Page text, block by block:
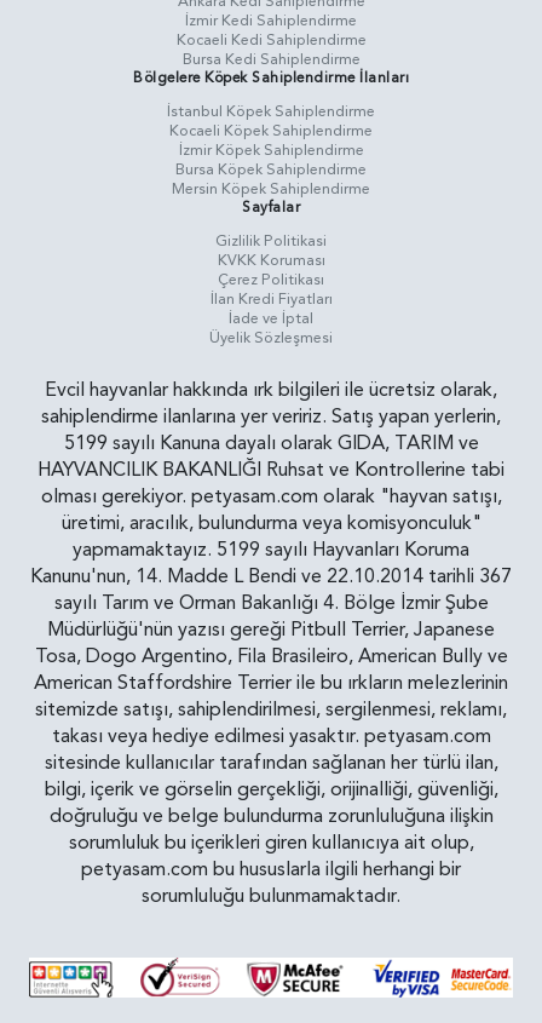
İzmir Kedi Sahiplendirme
Kocaeli Kedi Sahiplendirme
Bursa Kedi Sahiplendirme
Bölgelere Köpek Sahiplendirme İlanları
İstanbul Köpek Sahiplendirme
Kocaeli Köpek Sahiplendirme
İzmir Köpek Sahiplendirme
Bursa Köpek Sahiplendirme
Mersin Köpek Sahiplendirme
Sayfalar
Gizlilik Politikasi
KVKK Koruması
Çerez Politikası
İlan Kredi Fiyatları
İade ve İptal
Üyelik Sözleşmesi
Evcil hayvanlar hakkında ırk bilgileri ile ücretsiz olarak,
sahiplendirme ilanlarına yer veririz. Satış yapan yerlerin,
5199 sayılı Kanuna dayalı olarak GIDA, TARIM ve
HAYVANCILIK BAKANLIĞI Ruhsat ve Kontrollerine tabi
olması gerekiyor. petyasam.com olarak "hayvan satışı,
üretimi, aracılık, bulundurma veya komisyonculuk"
yapmamaktayız. 5199 sayılı Hayvanları Koruma
Kanunu'nun, 14. Madde L Bendi ve 22.10.2014 tarihli 367
sayılı Tarım ve Orman Bakanlığı 4. Bölge İzmir Şube
Müdürlüğü'nün yazısı gereği Pitbull Terrier, Japanese
Tosa, Dogo Argentino, Fila Brasileiro, American Bully ve
American Staffordshire Terrier ile bu ırkların melezlerinin
sitemizde satışı, sahiplendirilmesi, sergilenmesi, reklamı,
takası veya hediye edilmesi yasaktır. petyasam.com
sitesinde kullanıcılar tarafından sağlanan her türlü ilan,
bilgi, içerik ve görselin gerçekliği, orijinalliği, güvenliği,
doğruluğu ve belge bulundurma zorunluluğuna ilişkin
sorumluluk bu içerikleri giren kullanıcıya ait olup,
petyasam.com bu hususlarla ilgili herhangi bir
sorumluluğu bulunmamaktadır.